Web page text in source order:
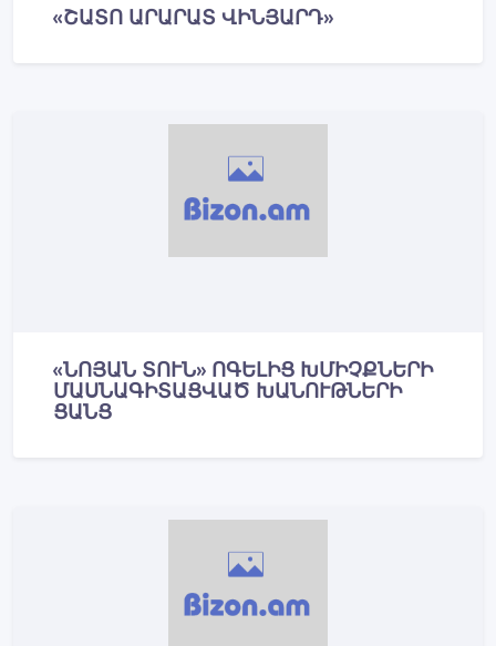
«ՇԱՏՈ ԱՐԱՐԱՏ ՎԻՆՅԱՐԴ»
«ՆՈՅԱՆ ՏՈՒՆ» ՈԳԵԼԻՑ ԽՄԻՉՔՆԵՐԻ
ՄԱՍՆԱԳԻՏԱՑՎԱԾ ԽԱՆՈՒԹՆԵՐԻ
ՑԱՆՑ